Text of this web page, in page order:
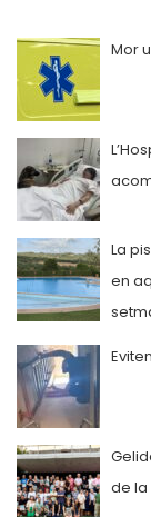
Mor
La
en
de la